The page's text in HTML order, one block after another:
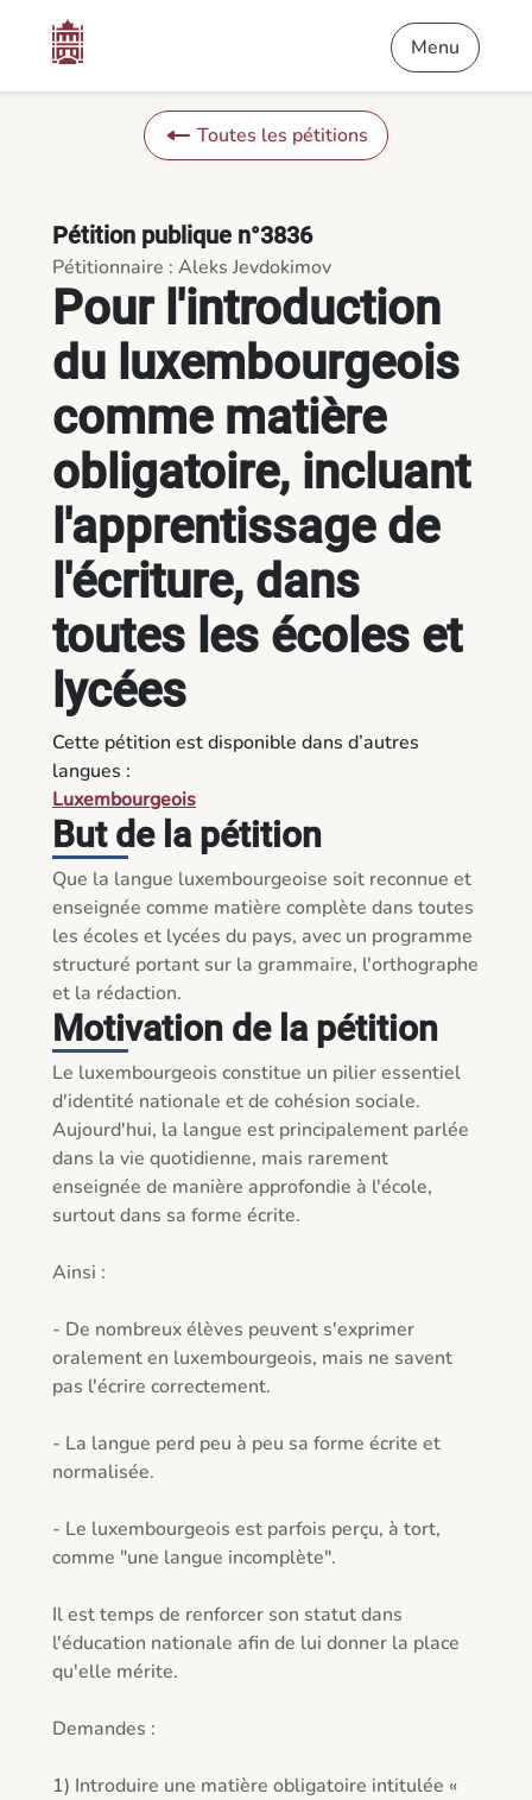
Pour l'introduction du luxembourgeois comme matière
Menu
Toutes les pétitions
Pour l'introduction
du luxembourgeois
comme matière
obligatoire, incluant
l'apprentissage de
l'écriture, dans
toutes les écoles et
lycées
Pétition publique n°3836
Pétitionnaire : Aleks Jevdokimov
Cette pétition est disponible dans d’autres
langues :
Luxembourgeois
But de la pétition
Que la langue luxembourgeoise soit reconnue et
enseignée comme matière complète dans toutes
les écoles et lycées du pays, avec un programme
structuré portant sur la grammaire, l'orthographe
et la rédaction.
Motivation de la pétition
Le luxembourgeois constitue un pilier essentiel
d'identité nationale et de cohésion sociale.
Aujourd'hui, la langue est principalement parlée
dans la vie quotidienne, mais rarement
enseignée de manière approfondie à l'école,
surtout dans sa forme écrite.
Ainsi :
- De nombreux élèves peuvent s'exprimer
oralement en luxembourgeois, mais ne savent
pas l'écrire correctement.
- La langue perd peu à peu sa forme écrite et
normalisée.
- Le luxembourgeois est parfois perçu, à tort,
comme "une langue incomplète".
Il est temps de renforcer son statut dans
l'éducation nationale afin de lui donner la place
qu'elle mérite.
Demandes :
1) Introduire une matière obligatoire intitulée «